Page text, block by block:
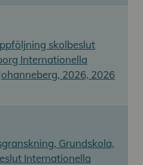
skolbeslut
Internationella
2026, 2026
Grundskola,
Internationella